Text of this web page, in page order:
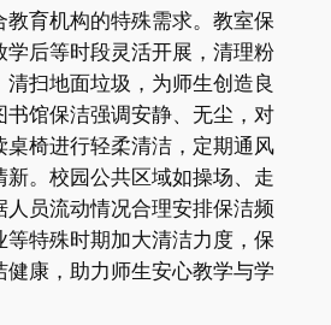
教育机构的特殊需求。教室保
学后等时段灵活开展，清理粉
扫地面垃圾，为师生创造良
书馆保洁强调安静、无尘，对
桌椅进行轻柔清洁，定期通风
新。校园公共区域如操场、走
人员流动情况合理安排保洁频
等特殊时期加大清洁力度，保
健康，助力师生安心教学与学